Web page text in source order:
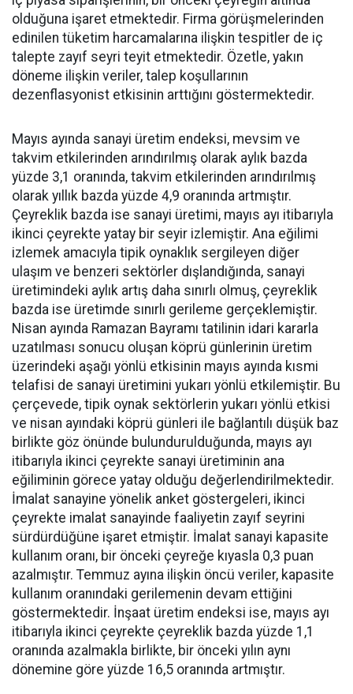
olduğuna işaret etmektedir. Firma görüşmelerinden
edinilen tüketim harcamalarına ilişkin tespitler de iç
talepte zayıf seyri teyit etmektedir. Özetle, yakın
döneme ilişkin veriler, talep koşullarının
dezenflasyonist etkisinin arttığını göstermektedir.
Mayıs ayında sanayi üretim endeksi, mevsim ve
takvim etkilerinden arındırılmış olarak aylık bazda
yüzde 3,1 oranında, takvim etkilerinden arındırılmış
olarak yıllık bazda yüzde 4,9 oranında artmıştır.
Çeyreklik bazda ise sanayi üretimi, mayıs ayı itibarıyla
ikinci çeyrekte yatay bir seyir izlemiştir. Ana eğilimi
izlemek amacıyla tipik oynaklık sergileyen diğer
ulaşım ve benzeri sektörler dışlandığında, sanayi
üretimindeki aylık artış daha sınırlı olmuş, çeyreklik
bazda ise üretimde sınırlı gerileme gerçeklemiştir.
Nisan ayında Ramazan Bayramı tatilinin idari kararla
uzatılması sonucu oluşan köprü günlerinin üretim
üzerindeki aşağı yönlü etkisinin mayıs ayında kısmi
telafisi de sanayi üretimini yukarı yönlü etkilemiştir. Bu
çerçevede, tipik oynak sektörlerin yukarı yönlü etkisi
ve nisan ayındaki köprü günleri ile bağlantılı düşük baz
birlikte göz önünde bulundurulduğunda, mayıs ayı
itibarıyla ikinci çeyrekte sanayi üretiminin ana
eğiliminin görece yatay olduğu değerlendirilmektedir.
İmalat sanayine yönelik anket göstergeleri, ikinci
çeyrekte imalat sanayinde faaliyetin zayıf seyrini
sürdürdüğüne işaret etmiştir. İmalat sanayi kapasite
kullanım oranı, bir önceki çeyreğe kıyasla 0,3 puan
azalmıştır. Temmuz ayına ilişkin öncü veriler, kapasite
kullanım oranındaki gerilemenin devam ettiğini
göstermektedir. İnşaat üretim endeksi ise, mayıs ayı
itibarıyla ikinci çeyrekte çeyreklik bazda yüzde 1,1
oranında azalmakla birlikte, bir önceki yılın aynı
dönemine göre yüzde 16,5 oranında artmıştır.